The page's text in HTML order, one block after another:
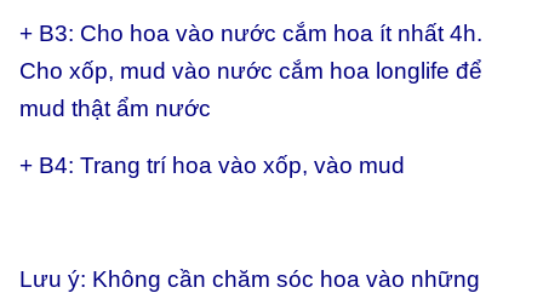
+ B3: Cho hoa vào nước cắm hoa ít nhất 4h.
Cho xốp, mud vào nước cắm hoa longlife để
mud thật ẩm nước
+ B4: Trang trí hoa vào xốp, vào mud
Lưu ý: Không cần chăm sóc hoa vào những